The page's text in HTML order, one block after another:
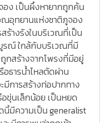
ง เป็นผึ้งหายากถูกค้น
ณอุทยานแห่งชาติภูจอง
ร้างรังในบริเวณที่เป็น
รณ์ ใกล้กับบริเวณที่มี
กสร้างจากโพรงที่มีอยู่
ธารน้ำไหลตัดผ่าน
การสร้างท่อปากทาง
อขุ่นเล็กน้อย เป็นหยด
มีความเป็น generalist